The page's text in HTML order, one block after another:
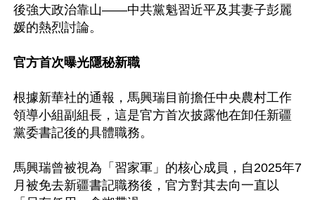
後強大政治靠山——中共黨魁習近平及其妻子彭麗
媛的熱烈討論。
官方首次曝光隱秘新職
根據新華社的通報，馬興瑞目前擔任中央農村工作
領導小組副組長，這是官方首次披露他在卸任新疆
黨委書記後的具體職務。
馬興瑞曾被視為「習家軍」的核心成員，自2025年7
月被免去新疆書記職務後，官方對其去向一直以